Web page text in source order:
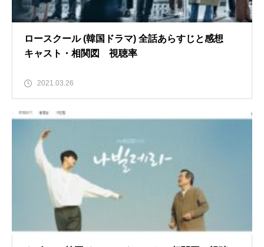
ロースクール (韓国ドラマ) 全話あらすじと感想
キャスト・相関図 視聴率
2021.03.26